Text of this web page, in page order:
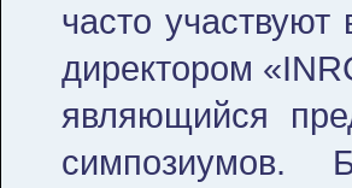
часто
директором
являющийся